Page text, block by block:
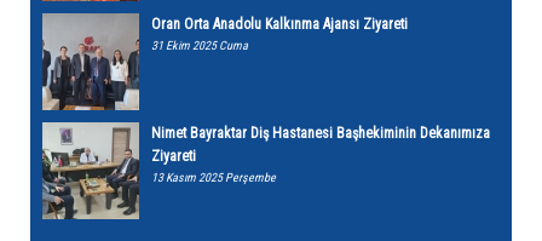
Oran Orta Anadolu Kalkınma Ajansı Ziyareti
31 Ekim 2025 Cuma
Nimet Bayraktar Diş Hastanesi Başhekiminin Dekanımıza
Ziyareti
13 Kasım 2025 Perşembe